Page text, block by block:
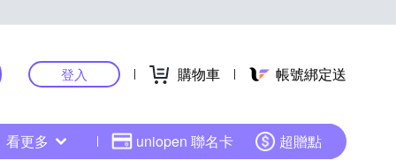
登入 購物車 帳號綁定送
看更多 uniopen 聯名卡 超贈點